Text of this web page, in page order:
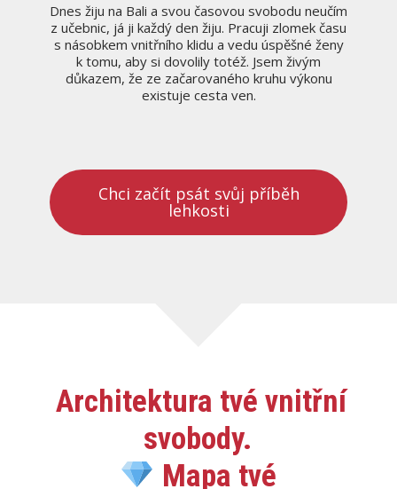
Dnes žiju na Bali a svou časovou svobodu neučím
z učebnic, já ji každý den žiju. Pracuji zlomek času
s násobkem vnitřního klidu a vedu úspěšné ženy
k tomu, aby si dovolily totéž. Jsem živým
důkazem, že ze začarovaného kruhu výkonu
existuje cesta ven.
Chci začít psát svůj příběh
lehkosti
Architektura tvé vnitřní
svobody.
Mapa tvé